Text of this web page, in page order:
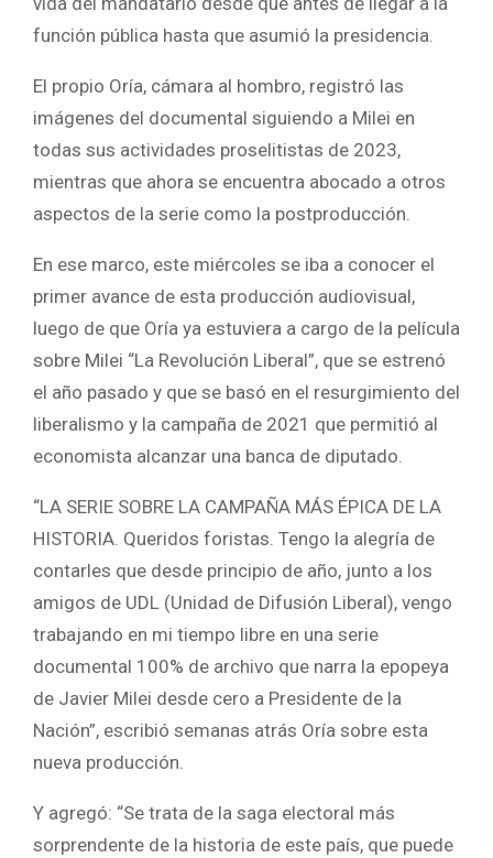
función pública hasta que asumió la presidencia.
El propio Oría, cámara al hombro, registró las
imágenes del documental siguiendo a Milei en
todas sus actividades proselitistas de 2023,
mientras que ahora se encuentra abocado a otros
aspectos de la serie como la postproducción.
En ese marco, este miércoles se iba a conocer el
primer avance de esta producción audiovisual,
luego de que Oría ya estuviera a cargo de la película
sobre Milei “La Revolución Liberal”, que se estrenó
el año pasado y que se basó en el resurgimiento del
liberalismo y la campaña de 2021 que permitió al
economista alcanzar una banca de diputado.
“LA SERIE SOBRE LA CAMPAÑA MÁS ÉPICA DE LA
HISTORIA. Queridos foristas. Tengo la alegría de
contarles que desde principio de año, junto a los
amigos de UDL (Unidad de Difusión Liberal), vengo
trabajando en mi tiempo libre en una serie
documental 100% de archivo que narra la epopeya
de Javier Milei desde cero a Presidente de la
Nación”, escribió semanas atrás Oría sobre esta
nueva producción.
Y agregó: “Se trata de la saga electoral más
sorprendente de la historia de este país, que puede